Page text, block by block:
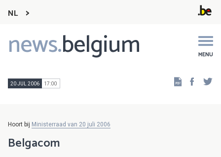
NL
news.belgium MENU
Main
navigation
20 JUL 2006 17:00
Hoort bij Ministerraad van 20 juli 2006
Belgacom